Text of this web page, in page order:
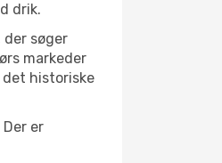
drik.
søger
markeder
det historiske
er